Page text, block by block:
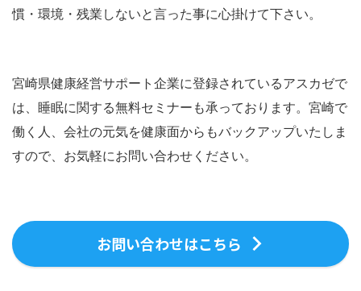
慣・環境・残業しないと言った事に心掛けて下さい。
宮崎県健康経営サポート企業に登録されているアスカゼで
は、睡眠に関する無料セミナーも承っております。宮崎で
働く人、会社の元気を健康面からもバックアップいたしま
すので、お気軽にお問い合わせください。
お問い合わせはこちら